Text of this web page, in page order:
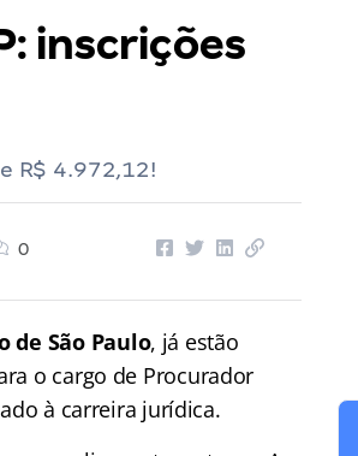
inscrições
R$ 4.972,12!
0
de São Paulo, já estão
o cargo de Procurador
à carreira jurídica.